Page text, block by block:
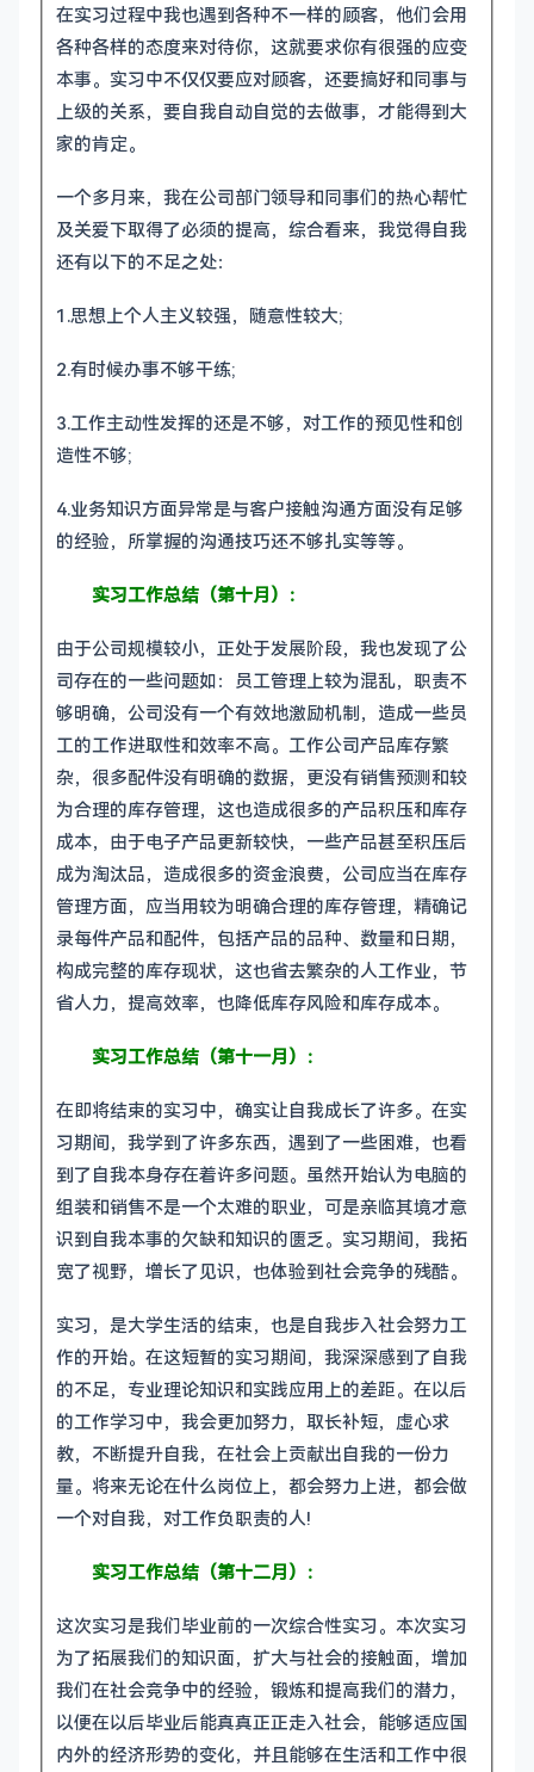
在实习过程中我也遇到各种不一样的顾客，他们会用
各种各样的态度来对待你，这就要求你有很强的应变
本事。实习中不仅仅要应对顾客，还要搞好和同事与
上级的关系，要自我自动自觉的去做事，才能得到大
家的肯定。
一个多月来，我在公司部门领导和同事们的热心帮忙
及关爱下取得了必须的提高，综合看来，我觉得自我
还有以下的不足之处：
1.思想上个人主义较强，随意性较大;
2.有时候办事不够干练;
3.工作主动性发挥的还是不够，对工作的预见性和创
造性不够;
4.业务知识方面异常是与客户接触沟通方面没有足够
的经验，所掌握的沟通技巧还不够扎实等等。
实习工作总结（第十月）：
由于公司规模较小，正处于发展阶段，我也发现了公
司存在的一些问题如：员工管理上较为混乱，职责不
够明确，公司没有一个有效地激励机制，造成一些员
工的工作进取性和效率不高。工作公司产品库存繁
杂，很多配件没有明确的数据，更没有销售预测和较
为合理的库存管理，这也造成很多的产品积压和库存
成本，由于电子产品更新较快，一些产品甚至积压后
成为淘汰品，造成很多的资金浪费，公司应当在库存
管理方面，应当用较为明确合理的库存管理，精确记
录每件产品和配件，包括产品的品种、数量和日期，
构成完整的库存现状，这也省去繁杂的人工作业，节
省人力，提高效率，也降低库存风险和库存成本。
实习工作总结（第十一月）：
在即将结束的实习中，确实让自我成长了许多。在实
习期间，我学到了许多东西，遇到了一些困难，也看
到了自我本身存在着许多问题。虽然开始认为电脑的
组装和销售不是一个太难的职业，可是亲临其境才意
识到自我本事的欠缺和知识的匮乏。实习期间，我拓
宽了视野，增长了见识，也体验到社会竞争的残酷。
实习，是大学生活的结束，也是自我步入社会努力工
作的开始。在这短暂的实习期间，我深深感到了自我
的不足，专业理论知识和实践应用上的差距。在以后
的工作学习中，我会更加努力，取长补短，虚心求
教，不断提升自我，在社会上贡献出自我的一份力
量。将来无论在什么岗位上，都会努力上进，都会做
一个对自我，对工作负职责的人!
实习工作总结（第十二月）：
这次实习是我们毕业前的一次综合性实习。本次实习
为了拓展我们的知识面，扩大与社会的接触面，增加
我们在社会竞争中的经验，锻炼和提高我们的潜力，
以便在以后毕业后能真真正正走入社会，能够适应国
内外的经济形势的变化，并且能够在生活和工作中很